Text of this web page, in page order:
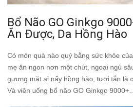
Bổ Não GO Ginkgo
Ăn Được, Da Hồng Hào
Có món quà nào quý bằng sức khỏe
mẹ ăn ngon hơn một chút, ngoại ngủ
gương mặt ai nấy hồng hào, tươi tắn là
Và viên uống bổ não GO Ginkgo 9000+...